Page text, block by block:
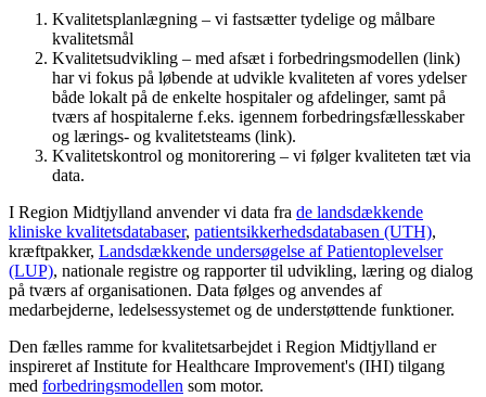
Kvalitetsplanlægning – vi fastsætter tydelige og målbare
kvalitetsmål
Kvalitetsudvikling – med afsæt i forbedringsmodellen (link)
har vi fokus på løbende at udvikle kvaliteten af vores ydelser
både lokalt på de enkelte hospitaler og afdelinger, samt på
tværs af hospitalerne f.eks. igennem forbedringsfællesskaber
og lærings- og kvalitetsteams (link).
Kvalitetskontrol og monitorering – vi følger kvaliteten tæt via
data.
I Region Midtjylland anvender vi data fra de landsdækkende
kliniske kvalitetsdatabaser, patientsikkerhedsdatabasen (UTH),
kræftpakker, Landsdækkende undersøgelse af Patientoplevelser
(LUP), nationale registre og rapporter til udvikling, læring og dialog
på tværs af organisationen. Data følges og anvendes af
medarbejderne, ledelsessystemet og de understøttende funktioner.
Den fælles ramme for kvalitetsarbejdet i Region Midtjylland er
inspireret af Institute for Healthcare Improvement's (IHI) tilgang
med forbedringsmodellen som motor.